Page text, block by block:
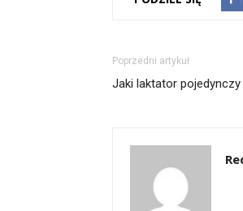
Poprzedni artykuł
Jaki laktator